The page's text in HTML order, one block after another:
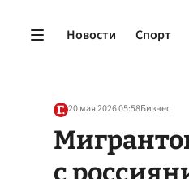
Новости Спорт
20 мая 2026 05:58Бизнес
с